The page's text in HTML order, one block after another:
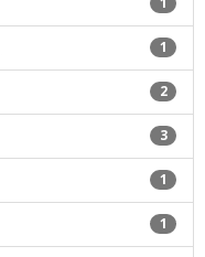
1
2
3
1
1